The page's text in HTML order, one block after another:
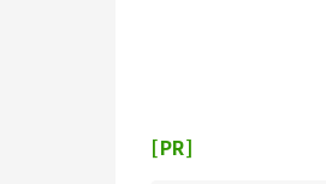
[PR]